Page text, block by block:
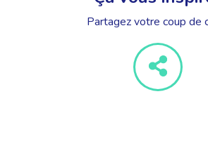
Partagez votre coup de